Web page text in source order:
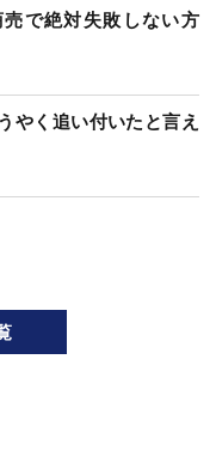
で絶対失敗しない方
やく追い付いたと言え